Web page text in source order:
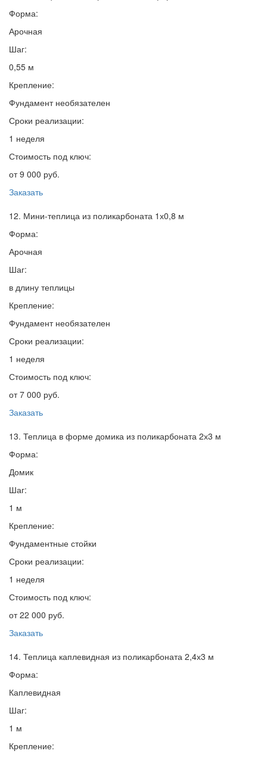
Форма:
Арочная
Шаг:
0,55 м
Крепление:
Фундамент необязателен
Сроки реализации:
1 неделя
Стоимость под ключ:
от 9 000 руб.
Заказать
12. Мини-теплица из поликарбоната 1х0,8 м
Форма:
Арочная
Шаг:
в длину теплицы
Крепление:
Фундамент необязателен
Сроки реализации:
1 неделя
Стоимость под ключ:
от 7 000 руб.
Заказать
13. Теплица в форме домика из поликарбоната 2х3 м
Форма:
Домик
Шаг:
1 м
Крепление:
Фундаментные стойки
Сроки реализации:
1 неделя
Стоимость под ключ:
от 22 000 руб.
Заказать
14. Теплица каплевидная из поликарбоната 2,4х3 м
Форма:
Каплевидная
Шаг:
1 м
Крепление: